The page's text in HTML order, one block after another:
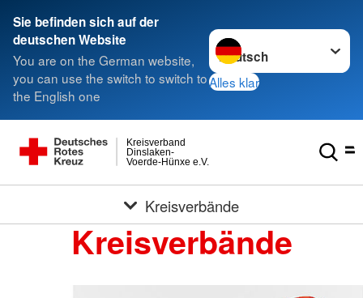
Sie befinden sich auf der
deutschen Website
You are on the German website,
you can use the switch to switch to
the English one
Sprache wechseln zu
Alles klar
Voerde-Hünxe e.V.
Dinslaken-
Kreisverband
Kreisverbände
Kreisverbände